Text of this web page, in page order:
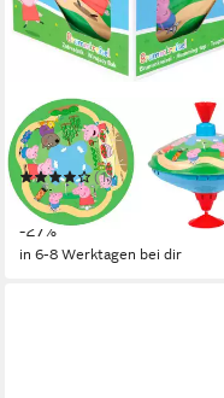
LENA®
Brummkreisel Peppa Pig
(1)
13,07 € UVP 17,99 €
-27%
in 6-8 Werktagen bei dir